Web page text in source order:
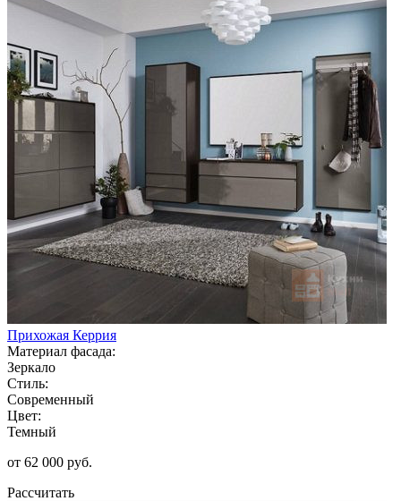
Прихожая Керрия
Материал фасада:
Зеркало
Стиль:
Современный
Цвет:
Темный
от 62 000 руб.
Рассчитать